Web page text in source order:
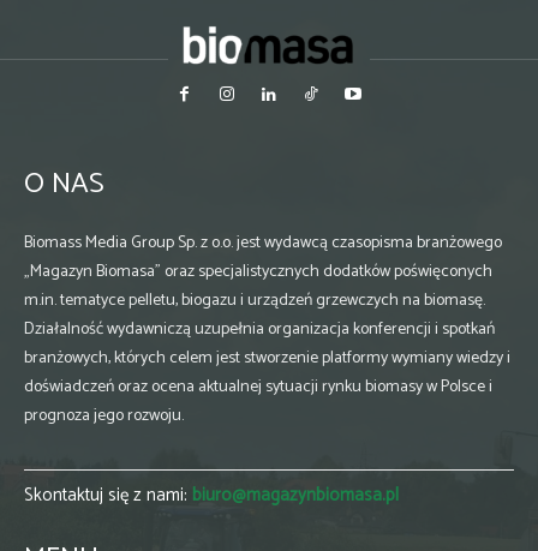
O NAS
Biomass Media Group Sp. z o.o. jest wydawcą czasopisma branżowego
„Magazyn Biomasa” oraz specjalistycznych dodatków poświęconych
m.in. tematyce pelletu, biogazu i urządzeń grzewczych na biomasę.
Działalność wydawniczą uzupełnia organizacja konferencji i spotkań
branżowych, których celem jest stworzenie platformy wymiany wiedzy i
doświadczeń oraz ocena aktualnej sytuacji rynku biomasy w Polsce i
prognoza jego rozwoju.
Skontaktuj się z nami: biuro@magazynbiomasa.pl